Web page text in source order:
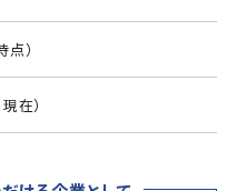
）
在）